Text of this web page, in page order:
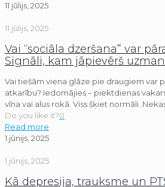
11 jūlijs, 2025
11 jūlijs, 2025
Vai “sociāla dzeršana” var
Signāli, kam jāpievērš
Vai tiešām viena glāze pie draugiem var
atkarību? Iedomājies – piektdienas
vīna vai alus rokā. Viss šķiet normāli.
Do you like it?0
Read more
1 jūnijs, 2025
1 jūnijs, 2025
Kā depresija, trauksme un